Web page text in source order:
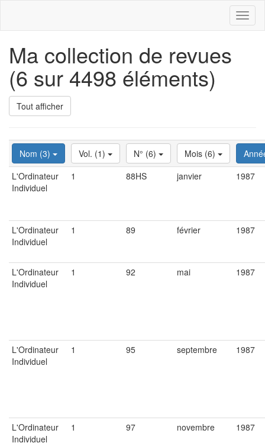
Ma collection de revues
(6 sur 4498 éléments)
Tout afficher
Nom (3) Vol. (1) N° (6) Mois (6)
L'Ordinateur
Individuel
1 88HS janvier 1987
L'Ordinateur
Individuel
1 89 février 1987
L'Ordinateur
Individuel
1 92 mai 1987
L'Ordinateur
Individuel
1 95 septembre 1987
L'Ordinateur
Individuel
1 97 novembre 1987